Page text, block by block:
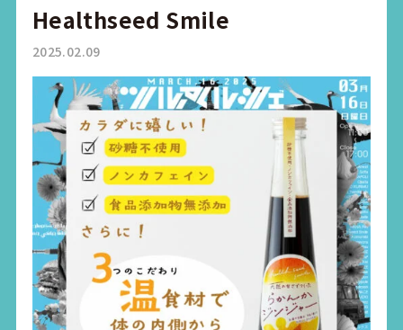
Healthseed Smile
2025.02.09